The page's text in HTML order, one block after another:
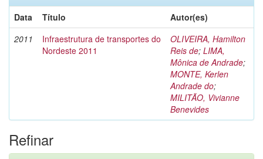
Data
Título
Autor(es)
2011
Infraestrutura de transportes do
Nordeste 2011
OLIVEIRA, Hamilton
Reis de; LIMA,
Mônica de Andrade;
MONTE, Kerlen
Andrade do;
MILITÃO, Vivianne
Benevides
Refinar